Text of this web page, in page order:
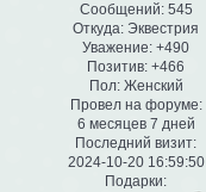
Сообщений:545
Откуда: Эквестрия
Уважение: +490
Позитив: +466
Пол:Женский
Провел на форуме:
6 месяцев 7 дней
Последний визит:
2024-10-20 16:59:50
Подарки: